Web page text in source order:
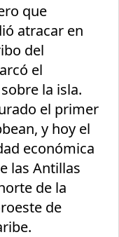
que
atracar en
del
el
la isla.
el primer
y hoy el
económica
las Antillas
de la
de